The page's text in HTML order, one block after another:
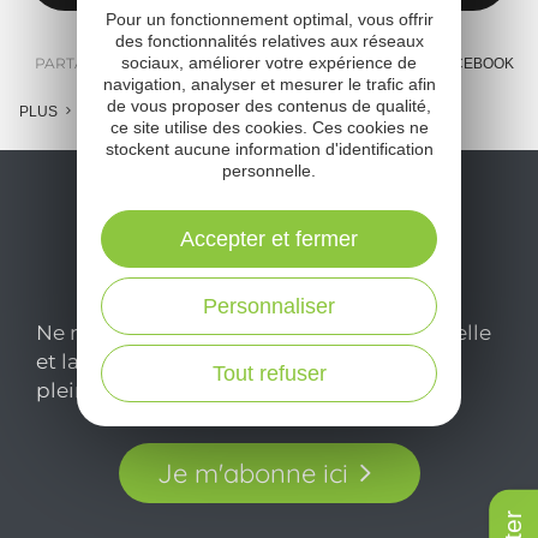
PARTAGER : E-MAIL MESSENGER FACEBOOK
PLUS
Ne manquez pas notre newsletter mensuelle
et laissez-vous inspirer pour profiter
pleinement de votre séjour en Aveyron.
Je m'abonne ici
Pour un fonctionnement optimal, vous offrir
des fonctionnalités relatives aux réseaux
sociaux, améliorer votre expérience de
navigation, analyser et mesurer le trafic afin
de vous proposer des contenus de qualité,
ce site utilise des cookies. Ces cookies ne
stockent aucune information d'identification
personnelle.
Tout refuser
Personnaliser
Accepter et fermer